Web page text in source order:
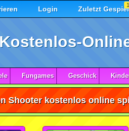
Login Zuletzt 1
Fungames Geschick